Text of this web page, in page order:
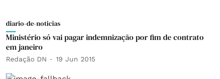
diario-de-noticias
Ministério só vai pagar indemnização por fim de contrato
em janeiro
Redação DN 19 Jun 2015